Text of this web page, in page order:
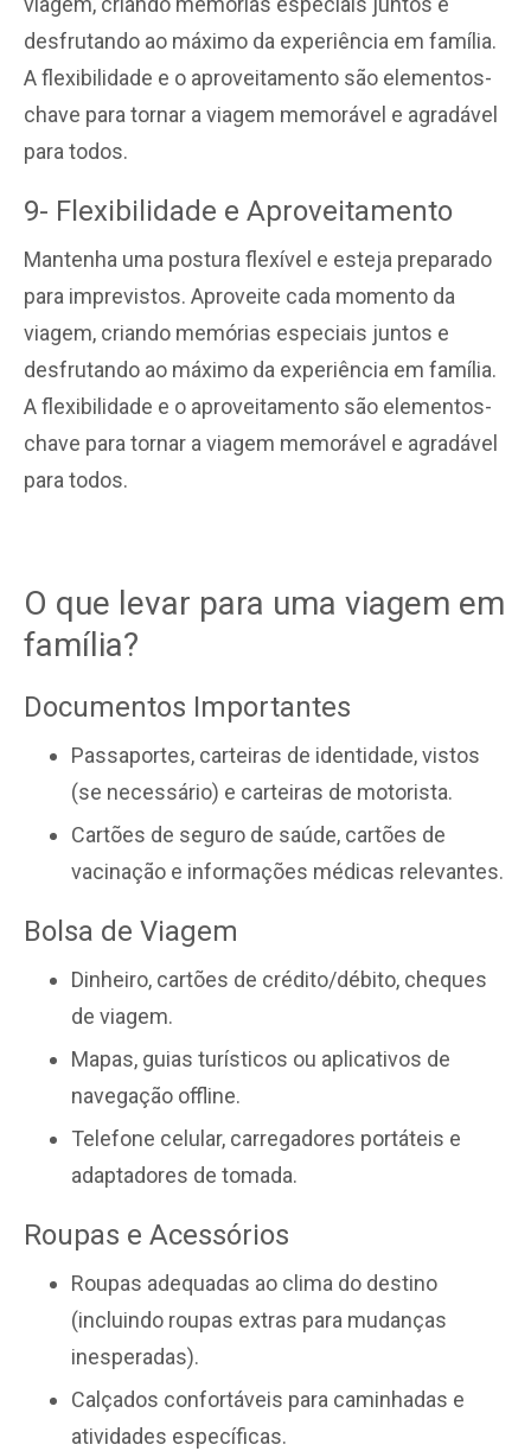
desfrutando ao máximo da experiência em família.
A flexibilidade e o aproveitamento são elementos-
chave para tornar a viagem memorável e agradável
para todos.
9- Flexibilidade e Aproveitamento
Mantenha uma postura flexível e esteja preparado
para imprevistos. Aproveite cada momento da
viagem, criando memórias especiais juntos e
desfrutando ao máximo da experiência em família.
A flexibilidade e o aproveitamento são elementos-
chave para tornar a viagem memorável e agradável
para todos.
O que levar para uma viagem em
família?
Documentos Importantes
Passaportes, carteiras de identidade, vistos
(se necessário) e carteiras de motorista.
Cartões de seguro de saúde, cartões de
vacinação e informações médicas relevantes.
Bolsa de Viagem
Dinheiro, cartões de crédito/débito, cheques
de viagem.
Mapas, guias turísticos ou aplicativos de
navegação offline.
Telefone celular, carregadores portáteis e
adaptadores de tomada.
Roupas e Acessórios
Roupas adequadas ao clima do destino
(incluindo roupas extras para mudanças
inesperadas).
Calçados confortáveis para caminhadas e
atividades específicas.